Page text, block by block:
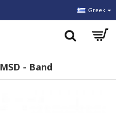
Greek
- Band